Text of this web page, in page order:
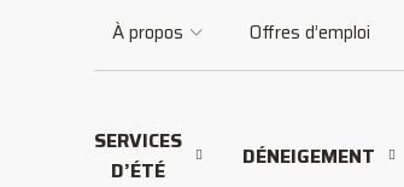
À propos Offres d’emploi
SERVICES
D’ÉTÉ
DÉNEIGEMENT